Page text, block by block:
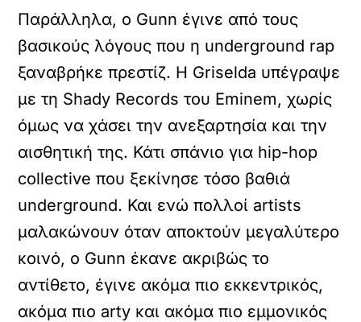
Παράλληλα, ο Gunn έγινε από τους
βασικούς λόγους που η underground rap
ξαναβρήκε πρεστίζ. Η Griselda υπέγραψε
με τη Shady Records του Eminem, χωρίς
όμως να χάσει την ανεξαρτησία και την
αισθητική της. Κάτι σπάνιο για hip-hop
collective που ξεκίνησε τόσο βαθιά
underground. Και ενώ πολλοί artists
μαλακώνουν όταν αποκτούν μεγαλύτερο
κοινό, ο Gunn έκανε ακριβώς το
αντίθετο, έγινε ακόμα πιο εκκεντρικός,
ακόμα πιο arty και ακόμα πιο εμμονικός